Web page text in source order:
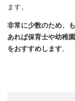
ます。
非常に少数のため、
あれば保育士や幼稚
をおすすめします。